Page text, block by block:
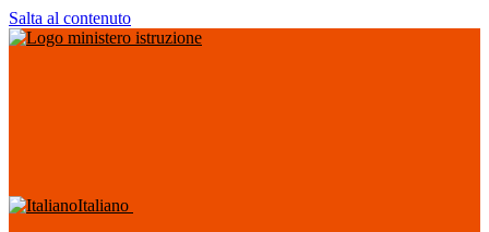
Salta al contenuto
Italiano